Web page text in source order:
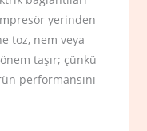
yerinden
toz, nem veya
taşır; çünkü
performansını